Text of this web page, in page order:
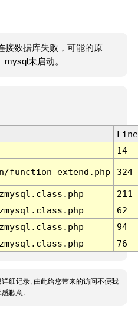
接数据库失败，可能的原
未启动。
Line
14
function_extend.php 324
211
62
94
76
细记录, 由此给您带来的访问不便我
感歉意.